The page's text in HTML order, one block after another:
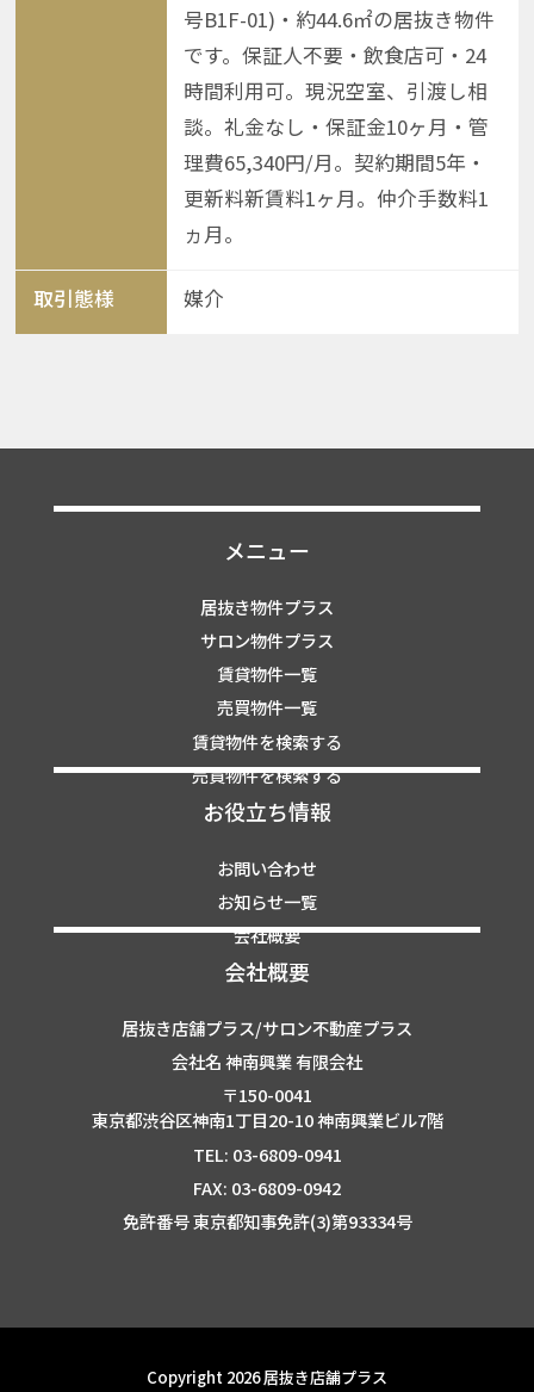
号B1F-01)・約44.6㎡の居抜き物件
です。保証人不要・飲食店可・24
時間利用可。現況空室、引渡し相
談。礼金なし・保証金10ヶ月・管
理費65,340円/月。契約期間5年・
更新料新賃料1ヶ月。仲介手数料1
ヵ月。
取引態様 媒介
メニュー
居抜き物件プラス
サロン物件プラス
賃貸物件一覧
売買物件一覧
賃貸物件を検索する
売買物件を検索する
お役立ち情報
お問い合わせ
お知らせ一覧
会社概要
会社概要
居抜き店舗プラス/サロン不動産プラス
会社名 神南興業 有限会社
〒150-0041
東京都渋谷区神南1丁目20-10 神南興業ビル7階
TEL: 03-6809-0941
FAX: 03-6809-0942
免許番号 東京都知事免許(3)第93334号
Copyright 2026 居抜き店舗プラス